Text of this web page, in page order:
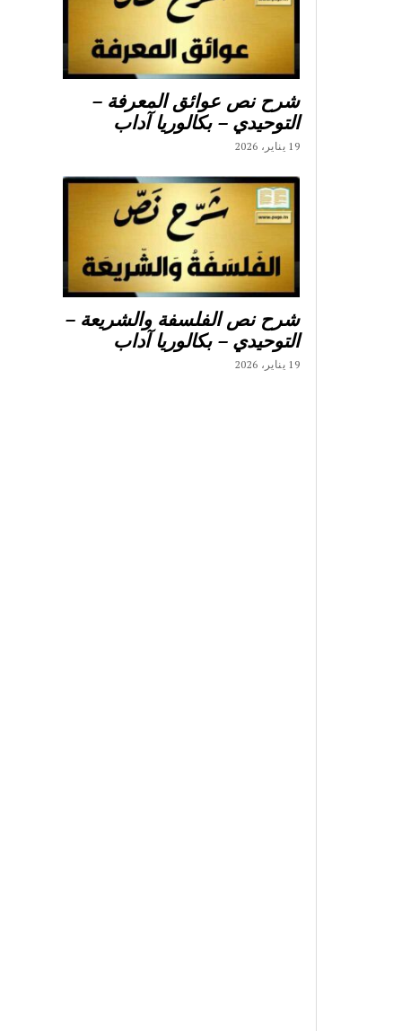
شرح نص عوائق المعرفة –
التوحيدي – بكالوريا آداب
19 يناير، 2026
شرح نص الفلسفة والشريعة –
التوحيدي – بكالوريا آداب
19 يناير، 2026